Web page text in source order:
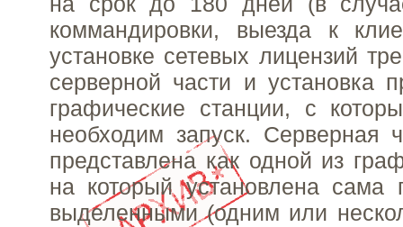
коммандировки, выезда к
установке сетевых лицензий
серверной части и установка
графические станции, с
необходим запуск. Серверная
представлена как одной из
на который установлена сама
выделенными (одним или